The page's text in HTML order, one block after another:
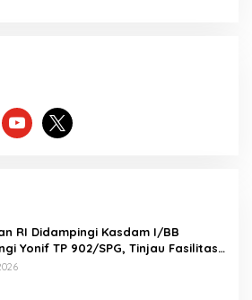
youtube x
RI Didampingi Kasdam I/BB
Yonif TP 902/SPG, Tinjau Fasilitas
Motivasi Prajurit